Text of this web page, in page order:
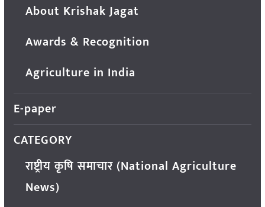
About Krishak Jagat
Awards & Recognition
Agriculture in India
E-paper
CATEGORY
राष्ट्रीय कृषि समाचार (National Agriculture
News)